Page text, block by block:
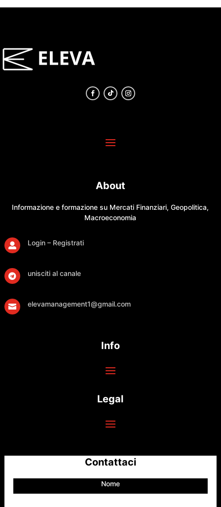
About
Informazione e formazione su Mercati Finanziari, Geopolitica,
Macroeconomia
 Login – Registrati
 unisciti al canale
 elevamanagement1@gmail.com
Info
Legal
Contattaci